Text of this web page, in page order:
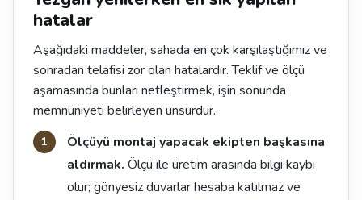
hatalar
Aşağıdaki maddeler, sahada en çok karşılaştığımız ve
sonradan telafisi zor olan hatalardır. Teklif ve ölçü
aşamasında bunları netleştirmek, işin sonunda
memnuniyeti belirleyen unsurdur.
Ölçüyü montaj yapacak ekipten başkasına
aldırmak. Ölçü ile üretim arasında bilgi kaybı
olur; gönyesiz duvarlar hesaba katılmaz ve